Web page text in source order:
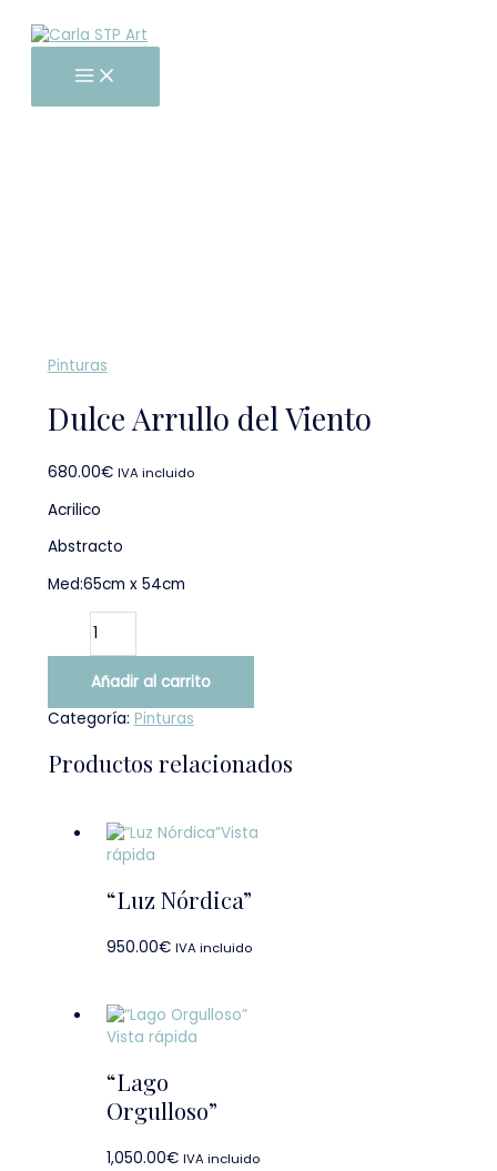
contenido
Pinturas
Dulce Arrullo del Viento
680.00€ IVA incluido
Acrilico
Abstracto
Med:65cm x 54cm
Arrullo
del
Viento
Añadir al carrito
Categoría: Pinturas
Productos relacionados
Vista
rápida
“Luz Nórdica”
950.00€ IVA incluido
Vista rápida
“Lago
Orgulloso”
1,050.00€ IVA incluido